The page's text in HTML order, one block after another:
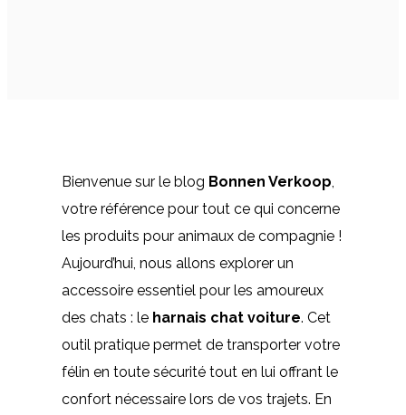
Bienvenue sur le blog Bonnen Verkoop,
votre référence pour tout ce qui concerne
les produits pour animaux de compagnie !
Aujourd’hui, nous allons explorer un
accessoire essentiel pour les amoureux
des chats : le harnais chat voiture. Cet
outil pratique permet de transporter votre
félin en toute sécurité tout en lui offrant le
confort nécessaire lors de vos trajets. En